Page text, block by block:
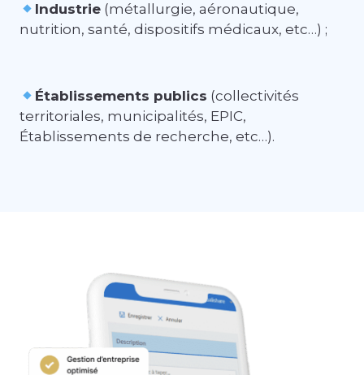
Industrie (métallurgie, aéronautique,
nutrition, santé, dispositifs médicaux, etc…) ;
Établissements publics (collectivités
territoriales, municipalités, EPIC,
Établissements de recherche, etc…).